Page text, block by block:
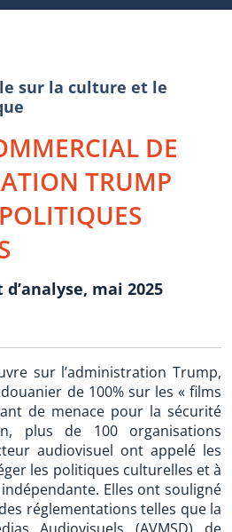
sur la culture et le
DE
TRUMP
mai 2025
sur l’administration Trump,
de 100% sur les « films
de menace pour la sécurité
plus de 100 organisations
audiovisuel ont appelé les
les politiques culturelles et à
Elles ont souligné
réglementations telles que la